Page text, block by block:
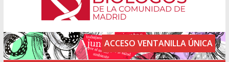
ACCESO VENTANILLA ÚNICA